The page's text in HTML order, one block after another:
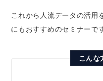
これから人流データの活用
にもおすすめのセミナーです
こんな